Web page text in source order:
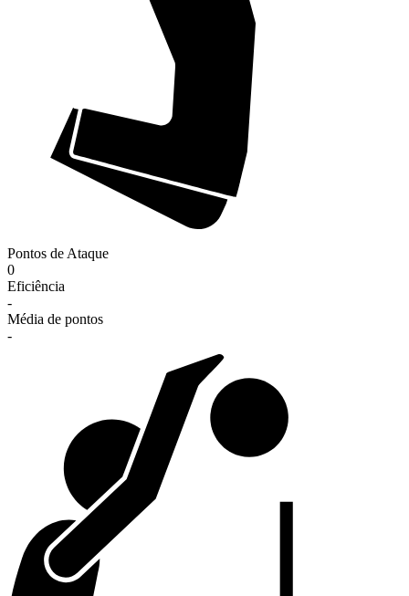
Pontos de Ataque
0
Eficiência
-
Média de pontos
-